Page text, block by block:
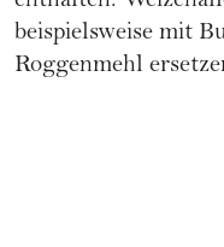
beispielsweise mit
Roggenmehl